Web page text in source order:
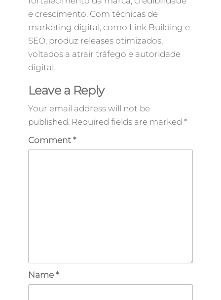
e crescimento. Com técnicas de
marketing digital, como Link Building e
SEO, produz releases otimizados,
voltados a atrair tráfego e autoridade
digital.
Leave a Reply
Your email address will not be
published. Required fields are marked *
Comment *
Name *